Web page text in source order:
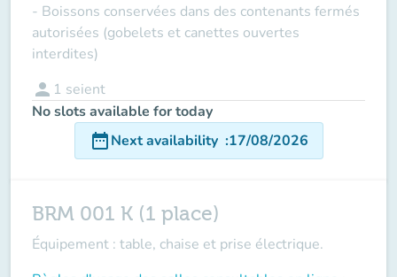
- Boissons conservées dans des contenants fermés
autorisées (gobelets et canettes ouvertes
interdites)
person 1 seient
No slots available for today
date_rangeNext availability :17/08/2026
BRM 001 K (1 place)
Équipement : table, chaise et prise électrique.